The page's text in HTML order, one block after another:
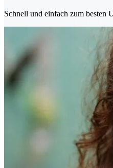
Schnell und einfach zum besten